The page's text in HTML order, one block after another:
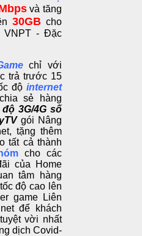
và tăng
30GBcho
VNPT - Đặc
chỉ với
trả trước 15
độ internet
sẻ hàng
3G/4G số
gói Nâng
tặng thêm
tất cả thành
cho các
của Home
tâm hàng
độ cao lên
game Liên
để khách
vời nhất
dịch Covid-